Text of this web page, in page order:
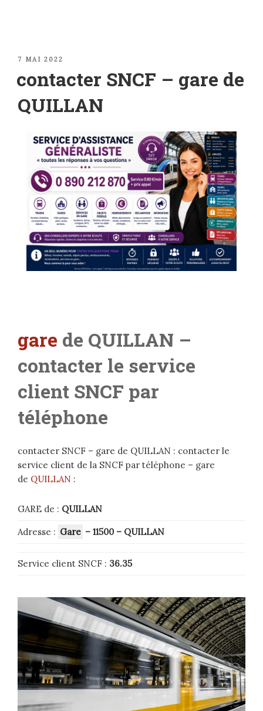
PUBLIÉ
7 MAI 2022
contacter SNCF – gare de
QUILLAN
gare de QUILLAN –
contacter le service
client SNCF par
téléphone
contacter SNCF – gare de QUILLAN : contacter le
service client de la SNCF par téléphone – gare
de QUILLAN :
GARE de : QUILLAN
Adresse : Gare – 11500 – QUILLAN
Service client SNCF : 36.35